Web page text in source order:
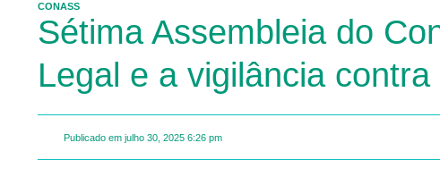
CONASS
Sétima Assembleia do
Legal e a vigilância
Publicado em julho 30, 2025 6:26 pm